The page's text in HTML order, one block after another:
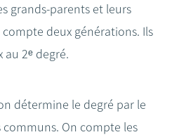
grands-parents et leurs
deux générations. Ils
2ᵉ degré.
détermine le degré par le
communs. On compte les